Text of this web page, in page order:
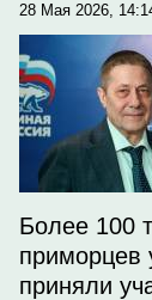
28 Мая 2026,
Более 100
приморцев
приняли